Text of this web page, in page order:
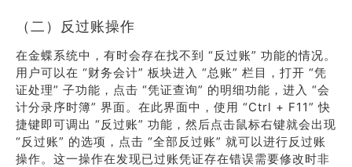
（二）反过账操作
在金蝶系统中，有时会存在找不到 “反过账” 功能的情况。
用户可以在 “财务会计” 板块进入 “总账” 栏目，打开 “凭
证处理” 子功能，点击 “凭证查询” 的明细功能，进入 “会
计分录序时簿” 界面。在此界面中，使用 “Ctrl + F11” 快
捷键即可调出 “反过账” 功能，然后点击鼠标右键就会出现
“反过账” 的选项，点击 “全部反过账” 就可以进行反过账
操作。这一操作在发现已过账凭证存在错误需要修改时非